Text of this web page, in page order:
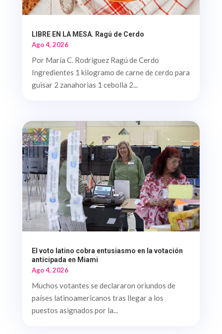
LIBRE EN LA MESA. Ragú de Cerdo
Ago 4, 2026
Por María C. Rodriguez Ragú de Cerdo
Ingredientes 1 kilogramo de carne de cerdo para
guisar 2 zanahorias 1 cebolla 2...
El voto latino cobra entusiasmo en la votación
anticipada en Miami
Ago 4, 2026
Muchos votantes se declararon oriundos de
países latinoamericanos tras llegar a los
puestos asignados por la...